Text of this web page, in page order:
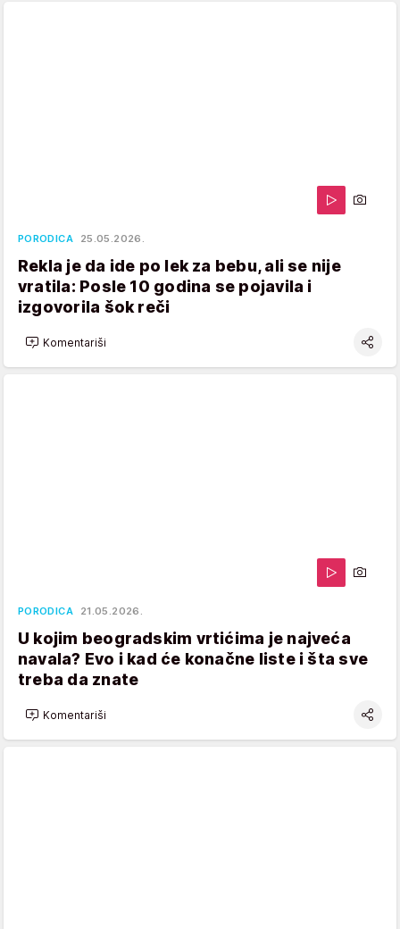
PORODICA 25.05.2026.
Rekla je da ide po lek za bebu, ali se nije
vratila: Posle 10 godina se pojavila i
izgovorila šok reči
Komentariši
PORODICA 21.05.2026.
U kojim beogradskim vrtićima je najveća
navala? Evo i kad će konačne liste i šta sve
treba da znate
Komentariši